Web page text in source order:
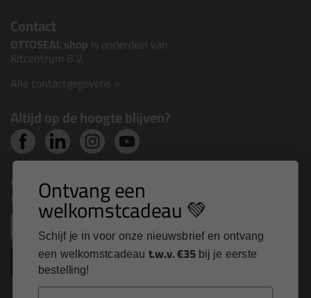
Contact
OTTOSEAL shop is onderdeel van
Kitcentrum B.V.
Alle contactgegevens >
Altijd op de hoogte blijven?
Nieuws, tips en exclusieve deals rechtstreeks in je
inbox
Inschrijven
Ontvang een
welkomstcadeau 💚
Schijf je in voor onze nieuwsbrief en ontvang
een welkomstcadeau t.w.v. €35 bij je eerste
bestelling!
Email